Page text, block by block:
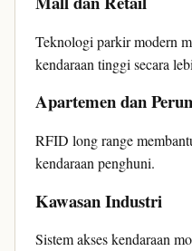
Teknologi parkir modern
kendaraan tinggi secara
Apartemen dan
RFID long range
kendaraan penghuni.
Kawasan Industri
Sistem akses kendaraan